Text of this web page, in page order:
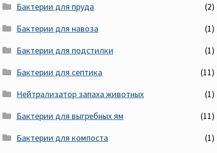
Бактерии для пруда
(2)
Бактерии для навоза
(1)
Бактерии для подстилки
(1)
Бактерии для септика
(11)
Нейтрализатор запаха животных
(1)
Бактерии для выгребных ям
(11)
Бактерии для компоста
(1)